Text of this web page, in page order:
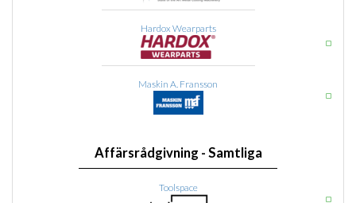
Hardox Wearparts
Maskin A. Fransson
Affärsrådgivning - Samtliga
Toolspace